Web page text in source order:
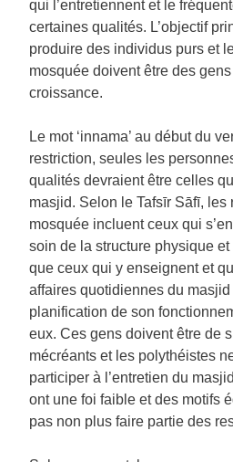
qui l’entretiennent et le
certaines qualités. L’objectif
produire des individus purs et
mosquée doivent être des
croissance.
Le mot ‘innama’ au début du
restriction, seules les
qualités devraient être celles
masjid. Selon le Tafsīr Sāfī, les
mosquée incluent ceux qui
soin de la structure physique et
que ceux qui y enseignent et
affaires quotidiennes du
planification de son
eux. Ces gens doivent être de
mécréants et les polythéistes
participer à l’entretien du
ont une foi faible et des motifs
pas non plus faire partie des